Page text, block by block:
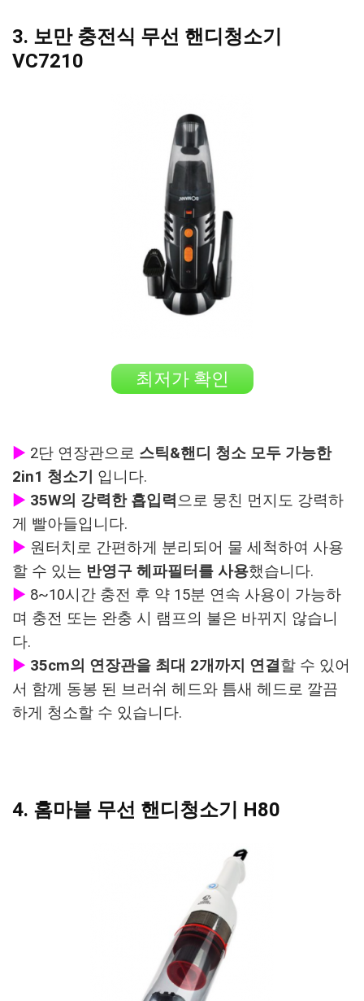
3. 보만 충전식 무선 핸디청소기
VC7210
최저가 확인
▶ 2단 연장관으로 스틱&핸디 청소 모두 가능한
2in1 청소기
입니다.
▶ 35W의 강력한 흡입력 으로 뭉친 먼지도 강력하
게 빨아들입니다.
▶ 원터치로 간편하게 분리되어 물 세척하여 사용
할 수 있는 반영구 헤파필터를 사용했습니다.
▶ 8~10시간 충전 후 약 15분 연속 사용이 가능하
며 충전 또는 완충 시 램프의 불은 바뀌지 않습니
다.
▶ 35cm의 연장관을 최대 2개까지 연결할 수 있어
서 함께 동봉 된 브러쉬 헤드와 틈새 헤드로 깔끔
하게 청소할 수 있습니다.
4. 홈마블 무선 핸디청소기 H80